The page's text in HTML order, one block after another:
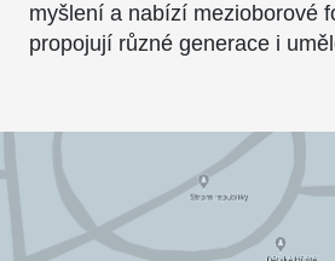
myšlení a nabízí mezioborové
propojují různé generace i